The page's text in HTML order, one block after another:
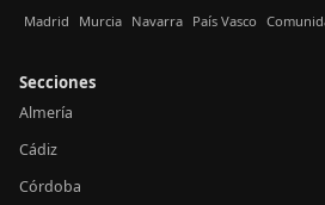
Madrid Murcia Navarra País Vasco
Secciones
Almería
Cádiz
Córdoba